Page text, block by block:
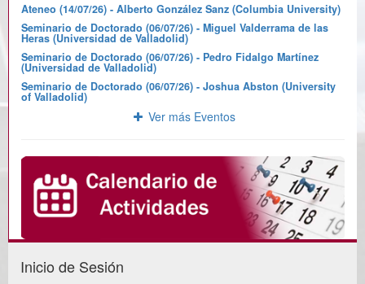
Ateneo (14/07/26) - Alberto González Sanz (Columbia University)
Seminario de Doctorado (06/07/26) - Miguel Valderrama de las
Heras (Universidad de Valladolid)
Seminario de Doctorado (06/07/26) - Pedro Fidalgo Martínez
(Universidad de Valladolid)
Seminario de Doctorado (06/07/26) - Joshua Abston (University
of Valladolid)
Ver más Eventos
Inicio de Sesión